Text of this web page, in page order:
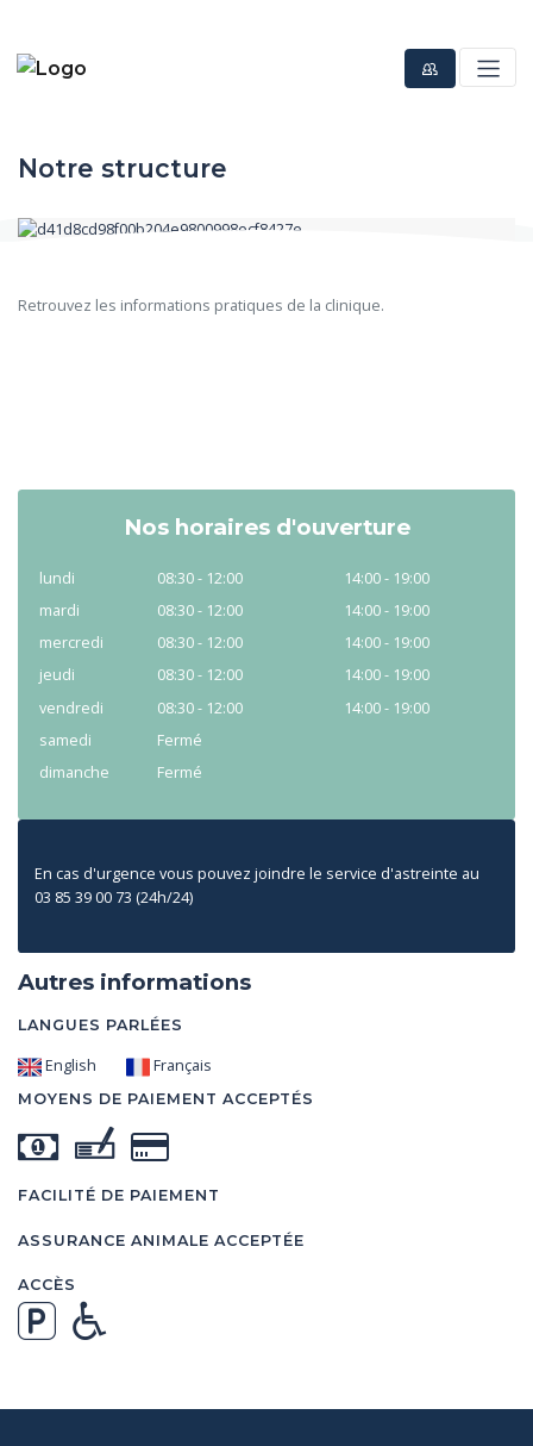
Notre structure
Retrouvez les informations pratiques de la clinique.
Autres informations
LANGUES PARLÉES
English Français
MOYENS DE PAIEMENT ACCEPTÉS
FACILITÉ DE PAIEMENT
ASSURANCE ANIMALE ACCEPTÉE
ACCÈS
Nos horaires d'ouverture
lundi 08:30 - 12:00
14:00 - 19:00
mardi
08:30 - 12:00
14:00 - 19:00
mercredi
08:30 - 12:00
14:00 - 19:00
jeudi
08:30 - 12:00
14:00 - 19:00
vendredi
08:30 - 12:00
14:00 - 19:00
samedi
Fermé
dimanche
Fermé
En cas d'urgence vous pouvez joindre le service d'astreinte au
03 85 39 00 73 (24h/24)